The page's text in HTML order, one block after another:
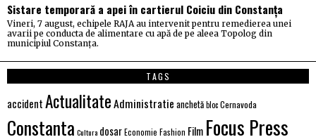
Sistare temporară a apei în cartierul Coiciu din Constanța
Vineri, 7 august, echipele RAJA au intervenit pentru remedierea unei
avarii pe conducta de alimentare cu apă de pe aleea Topolog din
municipiul Constanța.
TAGS
accidentActualitateAdministratie anchetăblocCernavoda
Constanta Cultura dosarEconomie Fashion Film Focus Press